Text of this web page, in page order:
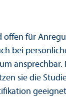
offen für
bei
ansprechbar.
sie die